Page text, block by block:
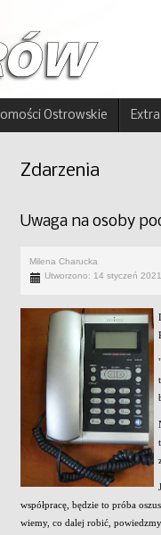
Ostrowskie
Zdarzenia
Uwaga na osoby
Milena Charucka
Utworzono: 14 styczeń 2021
współpracę, będzie to próba
wiemy, co dalej robić,